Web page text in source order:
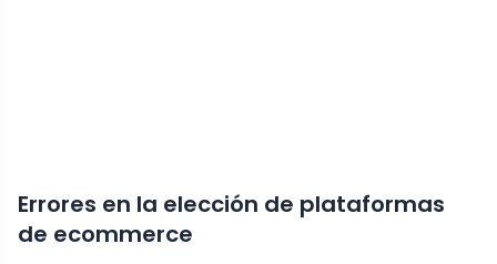
Errores en la elección de plataformas
de ecommerce